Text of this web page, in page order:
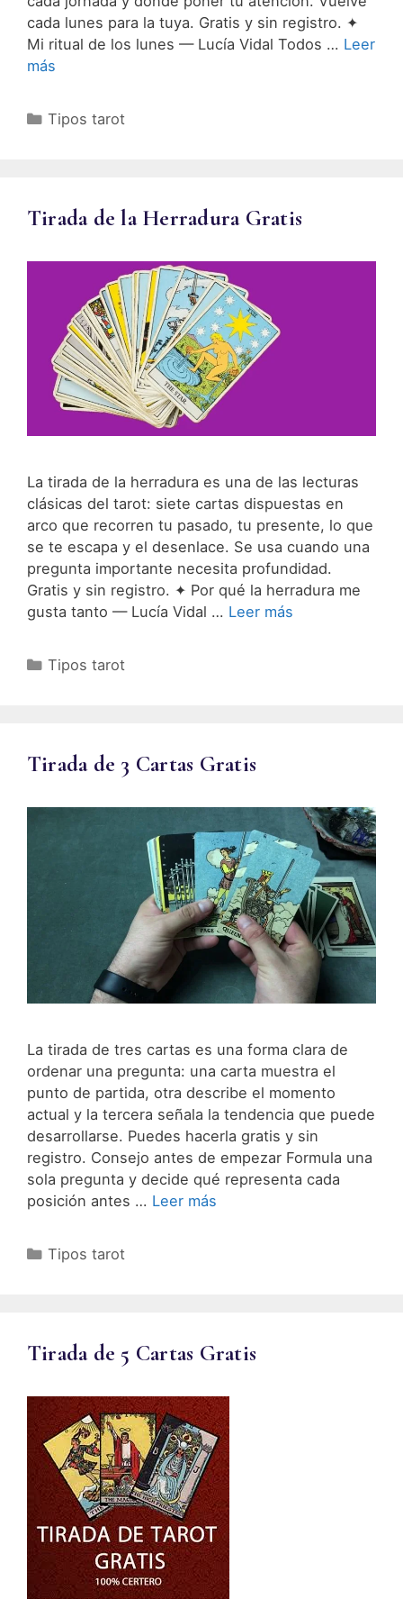
cada lunes para la tuya. Gratis y sin registro. ✦
Mi ritual de los lunes — Lucía Vidal Todos … Leer
más
Categorías
Tipos tarot
Tirada de la Herradura Gratis
La tirada de la herradura es una de las lecturas
clásicas del tarot: siete cartas dispuestas en
arco que recorren tu pasado, tu presente, lo que
se te escapa y el desenlace. Se usa cuando una
pregunta importante necesita profundidad.
Gratis y sin registro. ✦ Por qué la herradura me
gusta tanto — Lucía Vidal … Leer más
Categorías
Tipos tarot
Tirada de 3 Cartas Gratis
La tirada de tres cartas es una forma clara de
ordenar una pregunta: una carta muestra el
punto de partida, otra describe el momento
actual y la tercera señala la tendencia que puede
desarrollarse. Puedes hacerla gratis y sin
registro. Consejo antes de empezar Formula una
sola pregunta y decide qué representa cada
posición antes … Leer más
Categorías
Tipos tarot
Tirada de 5 Cartas Gratis